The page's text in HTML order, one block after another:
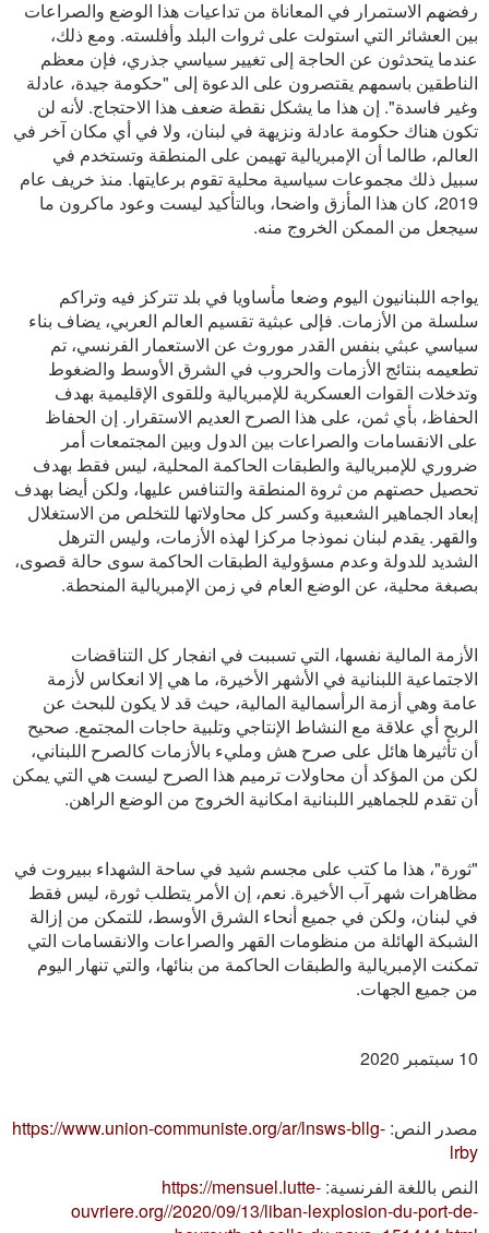
رفضهم الاستمرار في المعاناة من تداعيات هذا الوضع والصراعات
بين العشائر التي استولت على ثروات البلد وأفلسته. ومع ذلك،
عندما يتحدثون عن الحاجة إلى تغيير سياسي جذري، فإن معظم
الناطقين باسمهم يقتصرون على الدعوة إلى "حكومة جيدة، عادلة
وغير فاسدة". إن هذا ما يشكل نقطة ضعف هذا الاحتجاج. لأنه لن
تكون هناك حكومة عادلة ونزيهة في لبنان، ولا في أي مكان آخر في
العالم، طالما أن الإمبريالية تهيمن على المنطقة وتستخدم في
سبيل ذلك مجموعات سياسية محلية تقوم برعايتها. منذ خريف عام
2019، كان هذا المأزق واضحا، وبالتأكيد ليست وعود ماكرون ما
سيجعل من الممكن الخروج منه.
يواجه اللبنانيون اليوم وضعا مأساويا في بلد تتركز فيه وتراكم
سلسلة من الأزمات. فإلى عبثية تقسيم العالم العربي، يضاف بناء
سياسي عبثي بنفس القدر موروث عن الاستعمار الفرنسي، تم
تطعيمه بنتائج الأزمات والحروب في الشرق الأوسط والضغوط
وتدخلات القوات العسكرية للإمبريالية وللقوى الإقليمية بهدف
الحفاظ، بأي ثمن، على هذا الصرح العديم الاستقرار. إن الحفاظ
على الانقسامات والصراعات بين الدول وبين المجتمعات أمر
ضروري للإمبريالية والطبقات الحاكمة المحلية، ليس فقط بهدف
تحصيل حصتهم من ثروة المنطقة والتنافس عليها، ولكن أيضا بهدف
إبعاد الجماهير الشعبية وكسر كل محاولاتها للتخلص من الاستغلال
والقهر. يقدم لبنان نموذجا مركزا لهذه الأزمات، وليس الترهل
الشديد للدولة وعدم مسؤولية الطبقات الحاكمة سوى حالة قصوى،
بصبغة محلية، عن الوضع العام في زمن الإمبريالية المنحطة.
الأزمة المالية نفسها، التي تسببت في انفجار كل التناقضات
الاجتماعية اللبنانية في الأشهر الأخيرة، ما هي إلا انعكاس لأزمة
عامة وهي أزمة الرأسمالية المالية، حيث قد لا يكون للبحث عن
الربح أي علاقة مع النشاط الإنتاجي وتلبية حاجات المجتمع. صحيح
أن تأثيرها هائل على صرح هش ومليء بالأزمات كالصرح اللبناني،
لكن من المؤكد أن محاولات ترميم هذا الصرح ليست هي التي يمكن
أن تقدم للجماهير اللبنانية امكانية الخروج من الوضع الراهن.
"ثورة"، هذا ما كتب على مجسم شيد في ساحة الشهداء ببيروت في
مظاهرات شهر آب الأخيرة. نعم، إن الأمر يتطلب ثورة، ليس فقط
في لبنان، ولكن في جميع أنحاء الشرق الأوسط، للتمكن من إزالة
الشبكة الهائلة من منظومات القهر والصراعات والانقسامات التي
تمكنت الإمبريالية والطبقات الحاكمة من بنائها، والتي تنهار اليوم
من جميع الجهات.
10 سبتمبر 2020
مصدر النص: https://www.union-communiste.org/ar/lnsws-bllg-
lrby
النص باللغة الفرنسية: https://mensuel.lutte-
ouvriere.org//2020/09/13/liban-lexplosion-du-port-de-